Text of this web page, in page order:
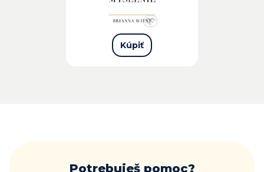
Kúpiť
Potrebuješ pomoc?